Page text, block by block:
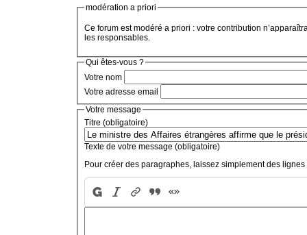
modération a priori
Ce forum est modéré a priori : votre contribution
les responsables.
Qui êtes-vous ?
Votre nom
Votre adresse email
Votre message
Titre (obligatoire)
Texte de votre message (obligatoire)
Pour créer des paragraphes, laissez simplement des lignes